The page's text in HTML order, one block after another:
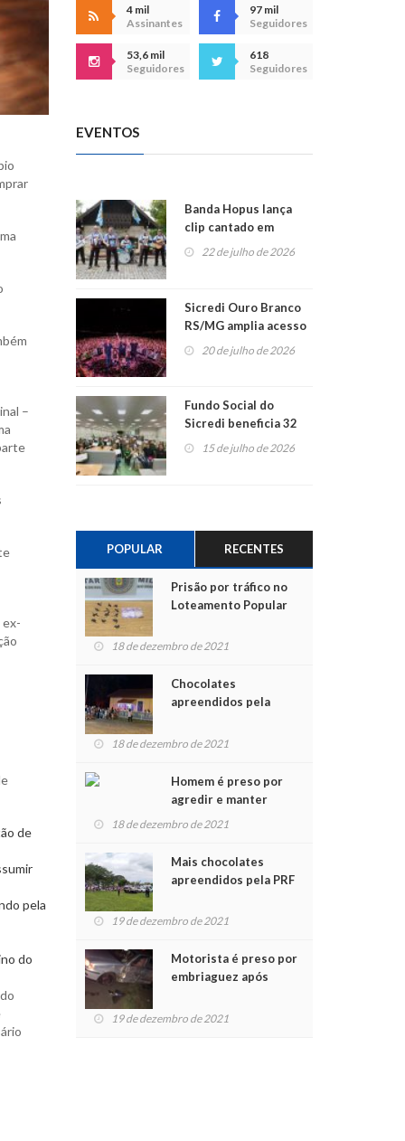
–
de
pela
do
4 mil
Assinantes
97 mil
Seguidores
53,6 mil
Seguidores
618
Seguidores
EVENTOS
Banda Hopus lança
clip cantado em
alemão e inglês
22 de julho de 2026
Sicredi Ouro Branco
RS/MG amplia acesso
ao show dos 45 anos
para mais associados
20 de julho de 2026
Fundo Social do
Sicredi beneficia 32
projetos em
15 de julho de 2026
POPULAR RECENTES
Prisão por tráfico no
Loteamento Popular
18 de dezembro de 2021
Chocolates
apreendidos pela
para crianças na
18 de dezembro de 2021
Homem é preso por
agredir e manter
mulher em cárcere
18 de dezembro de 2021
Mais chocolates
apreendidos pela PRF
crianças no Natal
19 de dezembro de 2021
Motorista é preso por
embriaguez após
feridos
19 de dezembro de 2021